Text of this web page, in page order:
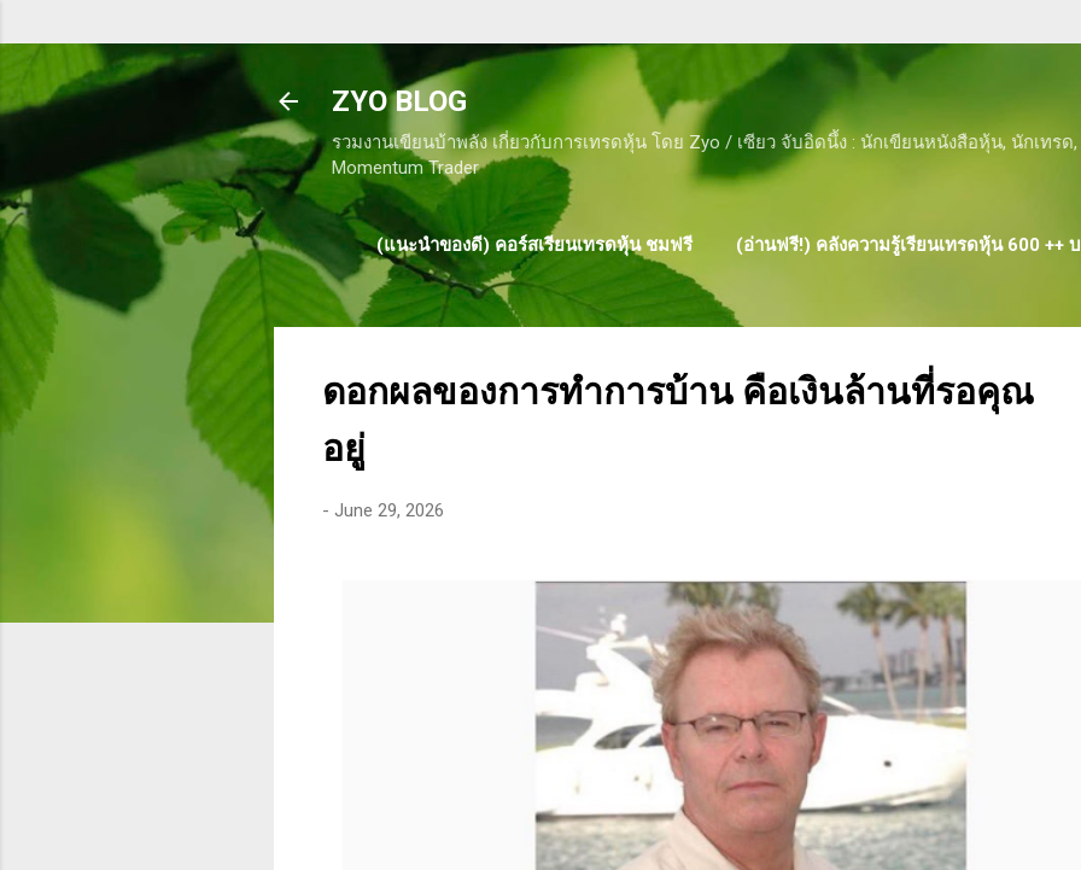
ZYO BLOG
รวมงานเขียนบ้าพลัง เกี่ยวกับการเทรดหุ้น โดย Zyo / เซียว จับอิดนึ้ง : นักเขียนหนังสือหุ้น, นักเทรด,
Momentum Trader
(แนะนำของดี) คอร์สเรียนเทรดหุ้น ชมฟรี (อ่านฟรี!) คลังความรู้เรียนเทรดหุ้น 600 ++
ดอกผลของการทำการบ้าน คือเงินล้านที่รอคุณ
อยู่
- June 29, 2026